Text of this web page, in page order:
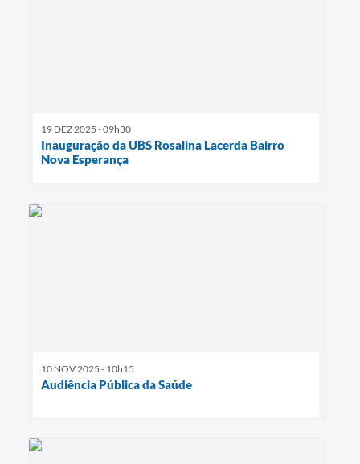
19 DEZ 2025 - 09h30
Inauguração da UBS Rosalina Lacerda Bairro
Nova Esperança
10 NOV 2025 - 10h15
Audiência Pública da Saúde